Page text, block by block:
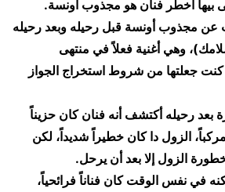
بيها أخطر فنان هو مجذوب أونسة.
مجذوب أونسة قبل رحيله وبعد رحيله
وهي أغنية فعلاً في منتهى
كنت جعلتها من شروط استخراج الجواز
رحيله أكتشف أنه فنان كان حزيناً
الزول دا كان خطيراً شديداً، لكن
الزول إلا بعد أن يرحل.
في نفس الوقت كان فناناً فرائحياً،